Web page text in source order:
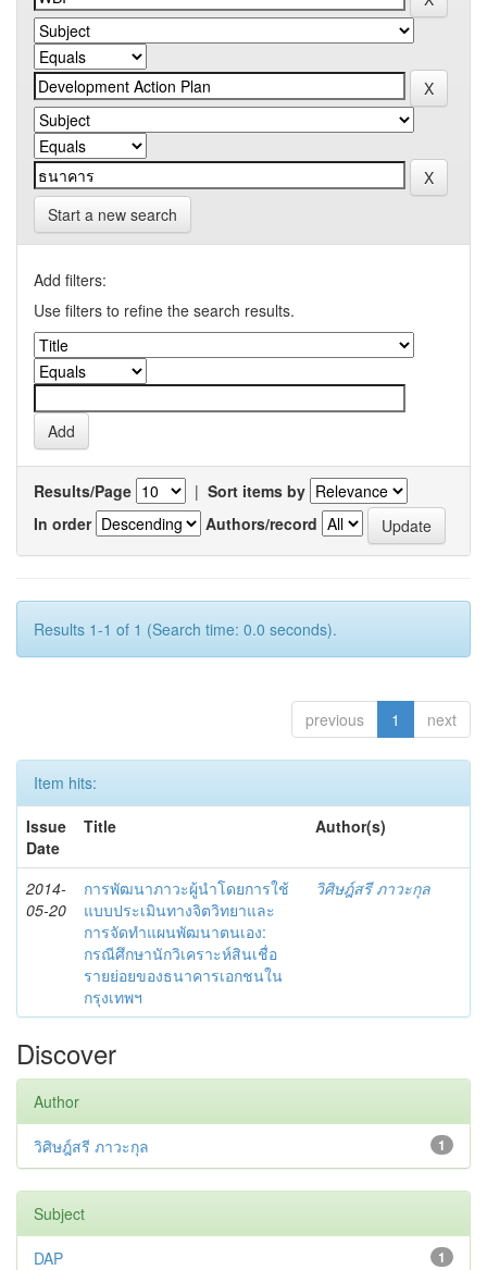
Start a new search
Add filters:
Use filters to refine the search results.
Results/Page | Sort items by
In order
Authors/record
Results 1-1 of 1 (Search time: 0.0 seconds).
previous 1 next
Item hits:
Issue
Date
Title Author(s)
2014-
05-20
การพัฒนาภาวะผู้นำโดยการใช้
แบบประเมินทางจิตวิทยาและ
การจัดทำแผนพัฒนาตนเอง:
กรณีศึกษานักวิเคราะห์สินเชื่อ
รายย่อยของธนาคารเอกชนใน
กรุงเทพฯ
วิศิษฎ์สรี ภาวะกุล
Discover
Author
1
วิศิษฎ์สรี ภาวะกุล
Subject
1
DAP